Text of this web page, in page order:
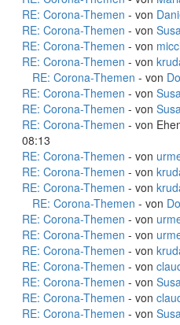
RE: Corona-Themen - von
RE: Corona-Themen - von
RE: Corona-Themen - von
RE: Corona-Themen - von
RE: Corona-Themen - von
RE: Corona-Themen - von
RE: Corona-Themen - von
RE: Corona-Themen - von
08:13
RE: Corona-Themen - von
RE: Corona-Themen - von
RE: Corona-Themen - von
RE: Corona-Themen - von
RE: Corona-Themen - von
RE: Corona-Themen - von
RE: Corona-Themen - von
RE: Corona-Themen - von
RE: Corona-Themen - von
RE: Corona-Themen - von
RE: Corona-Themen - von